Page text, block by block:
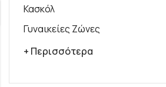
Κασκόλ
Γυναικείες Ζώνες
+ Περισσότερα